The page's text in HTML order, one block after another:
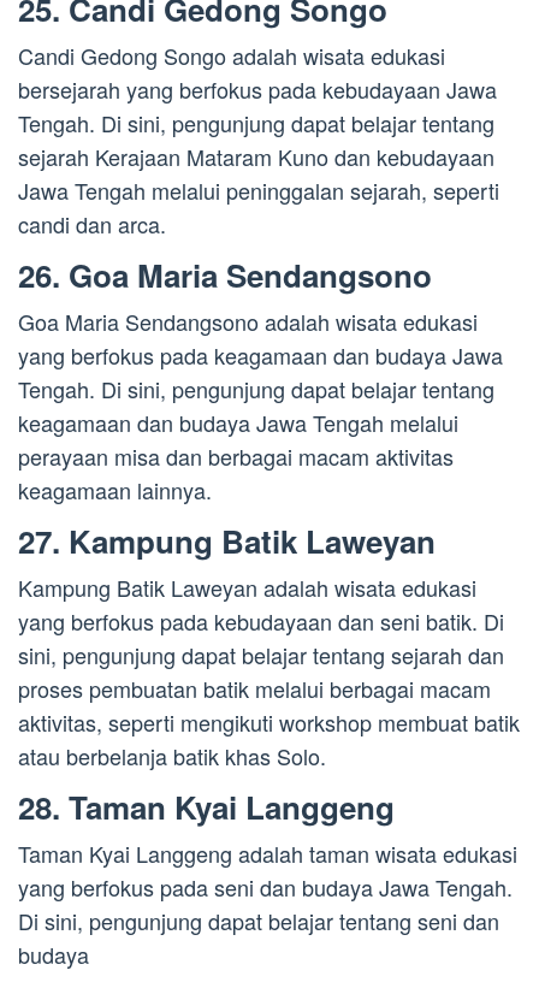
25. Candi Gedong Songo
Candi Gedong Songo adalah wisata edukasi
bersejarah yang berfokus pada kebudayaan Jawa
Tengah. Di sini, pengunjung dapat belajar tentang
sejarah Kerajaan Mataram Kuno dan kebudayaan
Jawa Tengah melalui peninggalan sejarah, seperti
candi dan arca.
26. Goa Maria Sendangsono
Goa Maria Sendangsono adalah wisata edukasi
yang berfokus pada keagamaan dan budaya Jawa
Tengah. Di sini, pengunjung dapat belajar tentang
keagamaan dan budaya Jawa Tengah melalui
perayaan misa dan berbagai macam aktivitas
keagamaan lainnya.
27. Kampung Batik Laweyan
Kampung Batik Laweyan adalah wisata edukasi
yang berfokus pada kebudayaan dan seni batik. Di
sini, pengunjung dapat belajar tentang sejarah dan
proses pembuatan batik melalui berbagai macam
aktivitas, seperti mengikuti workshop membuat batik
atau berbelanja batik khas Solo.
28. Taman Kyai Langgeng
Taman Kyai Langgeng adalah taman wisata edukasi
yang berfokus pada seni dan budaya Jawa Tengah.
Di sini, pengunjung dapat belajar tentang seni dan
budaya